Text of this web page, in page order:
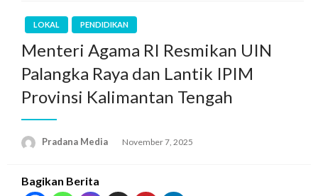
LOKAL PENDIDIKAN
Menteri Agama RI Resmikan UIN
Palangka Raya dan Lantik IPIM
Provinsi Kalimantan Tengah
Pradana Media November 7, 2025
Bagikan Berita